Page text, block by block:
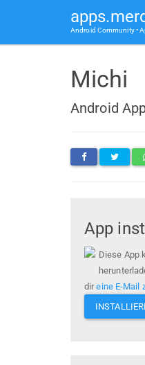
Android Community •
Michi
Android
App
Diese App
direine E-Mail